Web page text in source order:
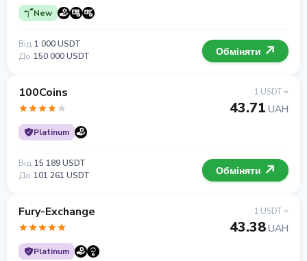
New
Від 1 000 USDT
До 150 000 USDT Обміняти
100Coins
Platinum
1 USDT =
43.71 UAH
Від 15 189 USDT
До 101 261 USDT Обміняти
Fury-Exchange
Platinum
1 USDT =
43.38UAH